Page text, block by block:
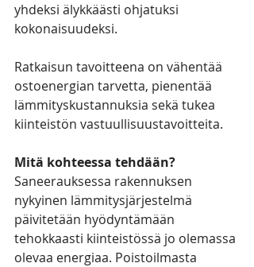
yhdeksi älykkäästi ohjatuksi
kokonaisuudeksi.
Ratkaisun tavoitteena on vähentää
ostoenergian tarvetta, pienentää
lämmityskustannuksia sekä tukea
kiinteistön vastuullisuustavoitteita.
Mitä kohteessa tehdään?
Saneerauksessa rakennuksen
nykyinen lämmitysjärjestelmä
päivitetään hyödyntämään
tehokkaasti kiinteistössä jo olemassa
olevaa energiaa. Poistoilmasta